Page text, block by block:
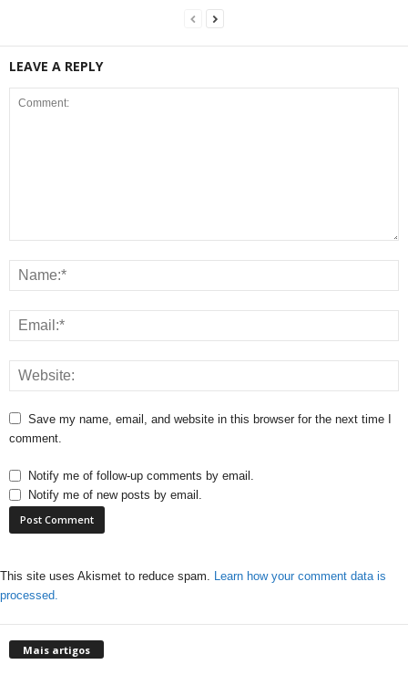
LEAVE A REPLY
Save my name, email, and website in this browser for the next time I
comment.
Notify me of follow-up comments by email.
Notify me of new posts by email.
This site uses Akismet to reduce spam. Learn how your comment data is
processed.
Mais artigos